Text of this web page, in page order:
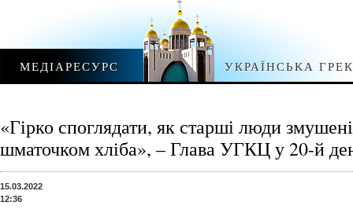
МЕДІАРЕСУРС УКРАЇНСЬКА
«Гірко споглядати, як старші люди
шматочком хліба», – Глава УГКЦ у 20-й
15.03.2022
12:36